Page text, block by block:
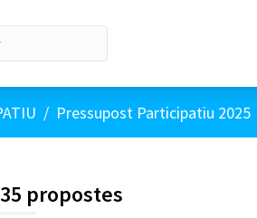
/ Pressupost Participatiu 2025
35 propostes